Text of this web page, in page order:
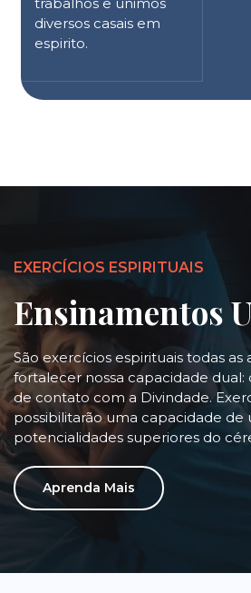
diversos casais em
espirito.
EXERCÍCIOS ESPIRITUAIS
Ensinamentos
São exercícios espirituais todas as
fortalecer nossa capacidade dual:
de contato com a Divindade.
possibilitarão uma capacidade de
potencialidades superiores do
Aprenda Mais